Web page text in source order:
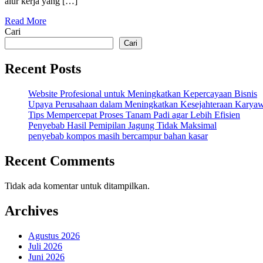
Read More
Cari
Cari
Recent Posts
Website Profesional untuk Meningkatkan Kepercayaan Bisnis
Upaya Perusahaan dalam Meningkatkan Kesejahteraan
Tips Mempercepat Proses Tanam Padi agar Lebih Efisien
Penyebab Hasil Pemipilan Jagung Tidak Maksimal
penyebab kompos masih bercampur bahan kasar
Recent Comments
Tidak ada komentar untuk ditampilkan.
Archives
Agustus 2026
Juli 2026
Juni 2026